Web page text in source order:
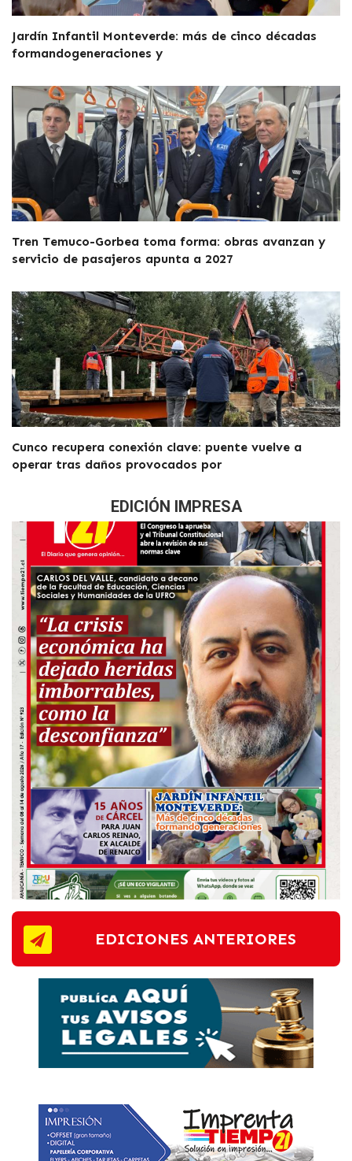
Jardín Infantil Monteverde: más de cinco décadas
formandogeneraciones y
Tren Temuco-Gorbea toma forma: obras avanzan y
servicio de pasajeros apunta a 2027
Cunco recupera conexión clave: puente vuelve a
operar tras daños provocados por
EDICIÓN IMPRESA
EDICIONES ANTERIORES